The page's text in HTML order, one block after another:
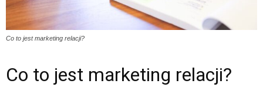
Co to jest marketing relacji?
Co to jest marketing relacji?